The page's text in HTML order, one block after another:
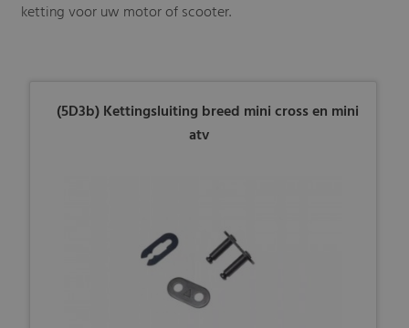
ketting voor uw motor of scooter.
(5D3b) Kettingsluiting breed mini cross en mini
atv